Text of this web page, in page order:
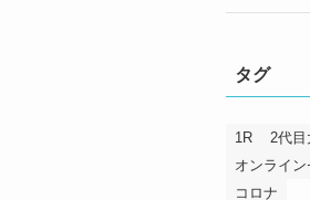
タグ
1R 2代目
オンライ
コロナ